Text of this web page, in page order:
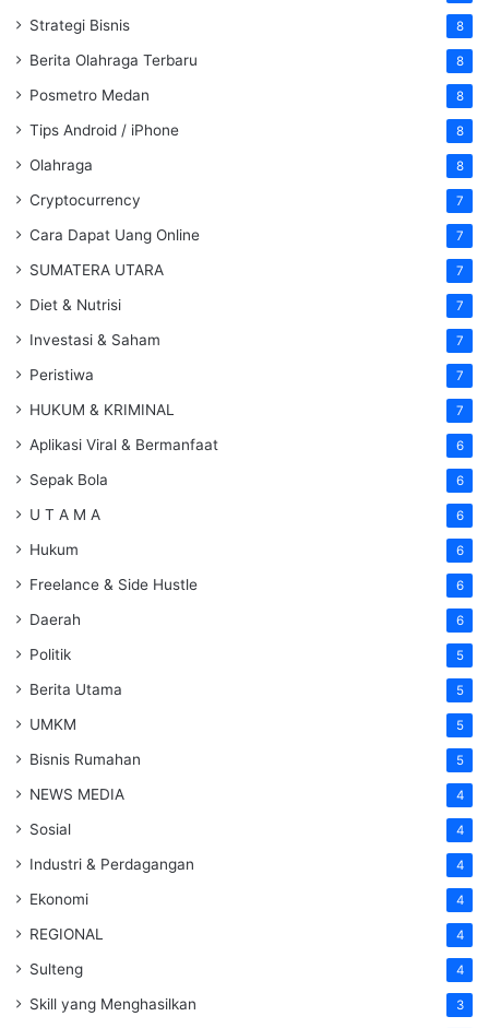
Strategi Bisnis 8
Berita Olahraga Terbaru 8
Posmetro Medan 8
Tips Android / iPhone 8
Olahraga 8
Cryptocurrency 7
Cara Dapat Uang Online 7
SUMATERA UTARA 7
Diet & Nutrisi 7
Investasi & Saham 7
Peristiwa 7
HUKUM & KRIMINAL 7
Aplikasi Viral & Bermanfaat 6
Sepak Bola 6
U T A M A 6
Hukum 6
Freelance & Side Hustle 6
Daerah 6
Politik 5
Berita Utama 5
UMKM 5
Bisnis Rumahan 5
NEWS MEDIA 4
Sosial 4
Industri & Perdagangan 4
Ekonomi 4
REGIONAL 4
Sulteng 4
Skill yang Menghasilkan 3